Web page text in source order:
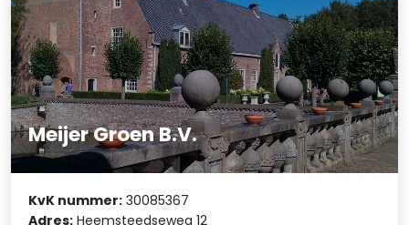
Meijer Groen B.V.
KvK nummer: 30085367
Adres: Heemsteedseweg 12